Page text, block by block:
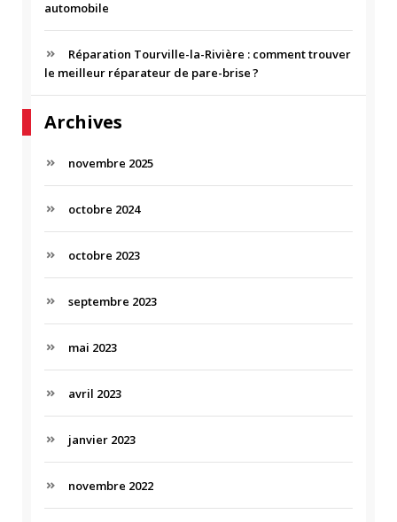
automobile
Réparation Tourville-la-Rivière : comment trouver
le meilleur réparateur de pare-brise ?
Archives
novembre 2025
octobre 2024
octobre 2023
septembre 2023
mai 2023
avril 2023
janvier 2023
novembre 2022